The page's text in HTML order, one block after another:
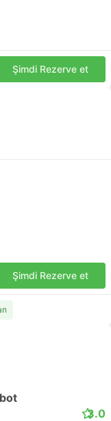
Şimdi Rezerve et
Şimdi Rezerve et
3.0